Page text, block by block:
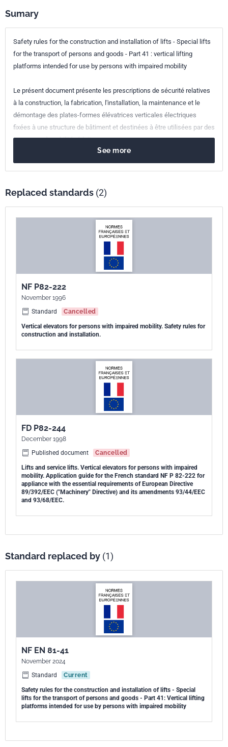
Classification
index
P82-260
Print number 1 - mai 2011
European kinship
Sumary
Safety rules for the construction and installation of lifts - Special lifts
for the transport of persons and goods - Part 41 : vertical lifting
platforms intended for use by persons with impaired mobility
Le présent document présente les prescriptions de sécurité relatives
à la construction, la fabrication, l'installation, la maintenance et le
démontage des plates-formes élévatrices verticales électriques
fixées à une structure de bâtiment et destinées à être utilisées par des
personnes à mobilité réduite.
See more
Replaced standards (2)
NF P82-222
November 1996
Standard
Cancelled
Vertical elevators for persons with impaired mobility. Safety rules for
construction and installation.
FD P82-244
December 1998
Published document
Cancelled
Lifts and service lifts. Vertical elevators for persons with impaired
mobility. Application guide for the French standard NF P 82-222 for
appliance with the essential requirements of European Directive
89/392/EEC ("Machinery" Directive) and its amendments 93/44/EEC
and 93/68/EEC.
Standard replaced by (1)
NF EN 81-41
November 2024
Standard
Current
Safety rules for the construction and installation of lifts - Special
lifts for the transport of persons and goods - Part 41: Vertical lifting
platforms intended for use by persons with impaired mobility